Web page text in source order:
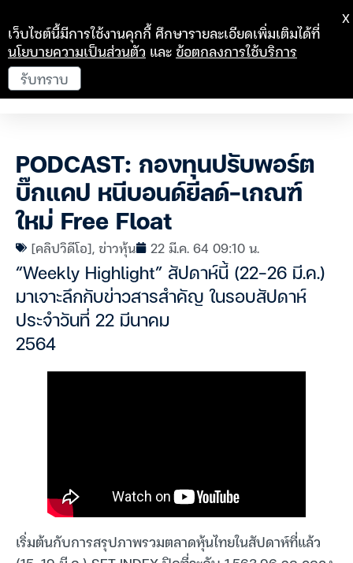
PODCAST: กองทุนปรับพอร์ต
บิ๊กแคป หนีบอนด์ยีลด์-เกณฑ์
ใหม่ Free Float
[คลิปวิดีโอ],ข่าวหุ้น 22 มี.ค. 64 09:10 น.
“Weekly Highlight” สัปดาห์นี้ (22-26 มี.ค.)
มาเจาะลึกกับข่าวสารสำคัญ ในรอบสัปดาห์
ประจำวันที่ 22 มีนาคม
2564
เริ่มต้นกับการสรุปภาพรวมตลาดหุ้นไทยในสัปดาห์ที่แล้ว
เว็บไซต์นี้มีการใช้งานคุกกี้ ศึกษารายละเอียดเพิ่มเติมได้ที่
นโยบายความเป็นส่วนตัว และข้อตกลงการใช้บริการ
รับทราบ
X